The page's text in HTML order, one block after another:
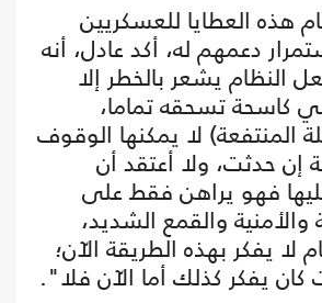
هذه العطايا للعسكريين
دعمهم له، أكد عادل، أنه
النظام يشعر بالخطر إلا
كاسحة تسحقه تماما،
المنتفعة) لا يمكنها الوقوف
حدثت، ولا أعتقد أن
فهو يراهن فقط على
والأمنية والقمع الشديد،
لا يفكر بهذه الطريقة الآن؛
يفكر كذلك أما الآن فلا".